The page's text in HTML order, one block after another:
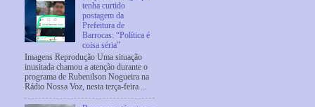
tenha curtido
postagem da
Prefeitura de
Barrocas: “Política é
coisa séria”
Imagens Reprodução Uma situação
inusitada chamou a atenção durante o
programa de Rubenilson Nogueira na
Rádio Nossa Voz, nesta terça-feira ...